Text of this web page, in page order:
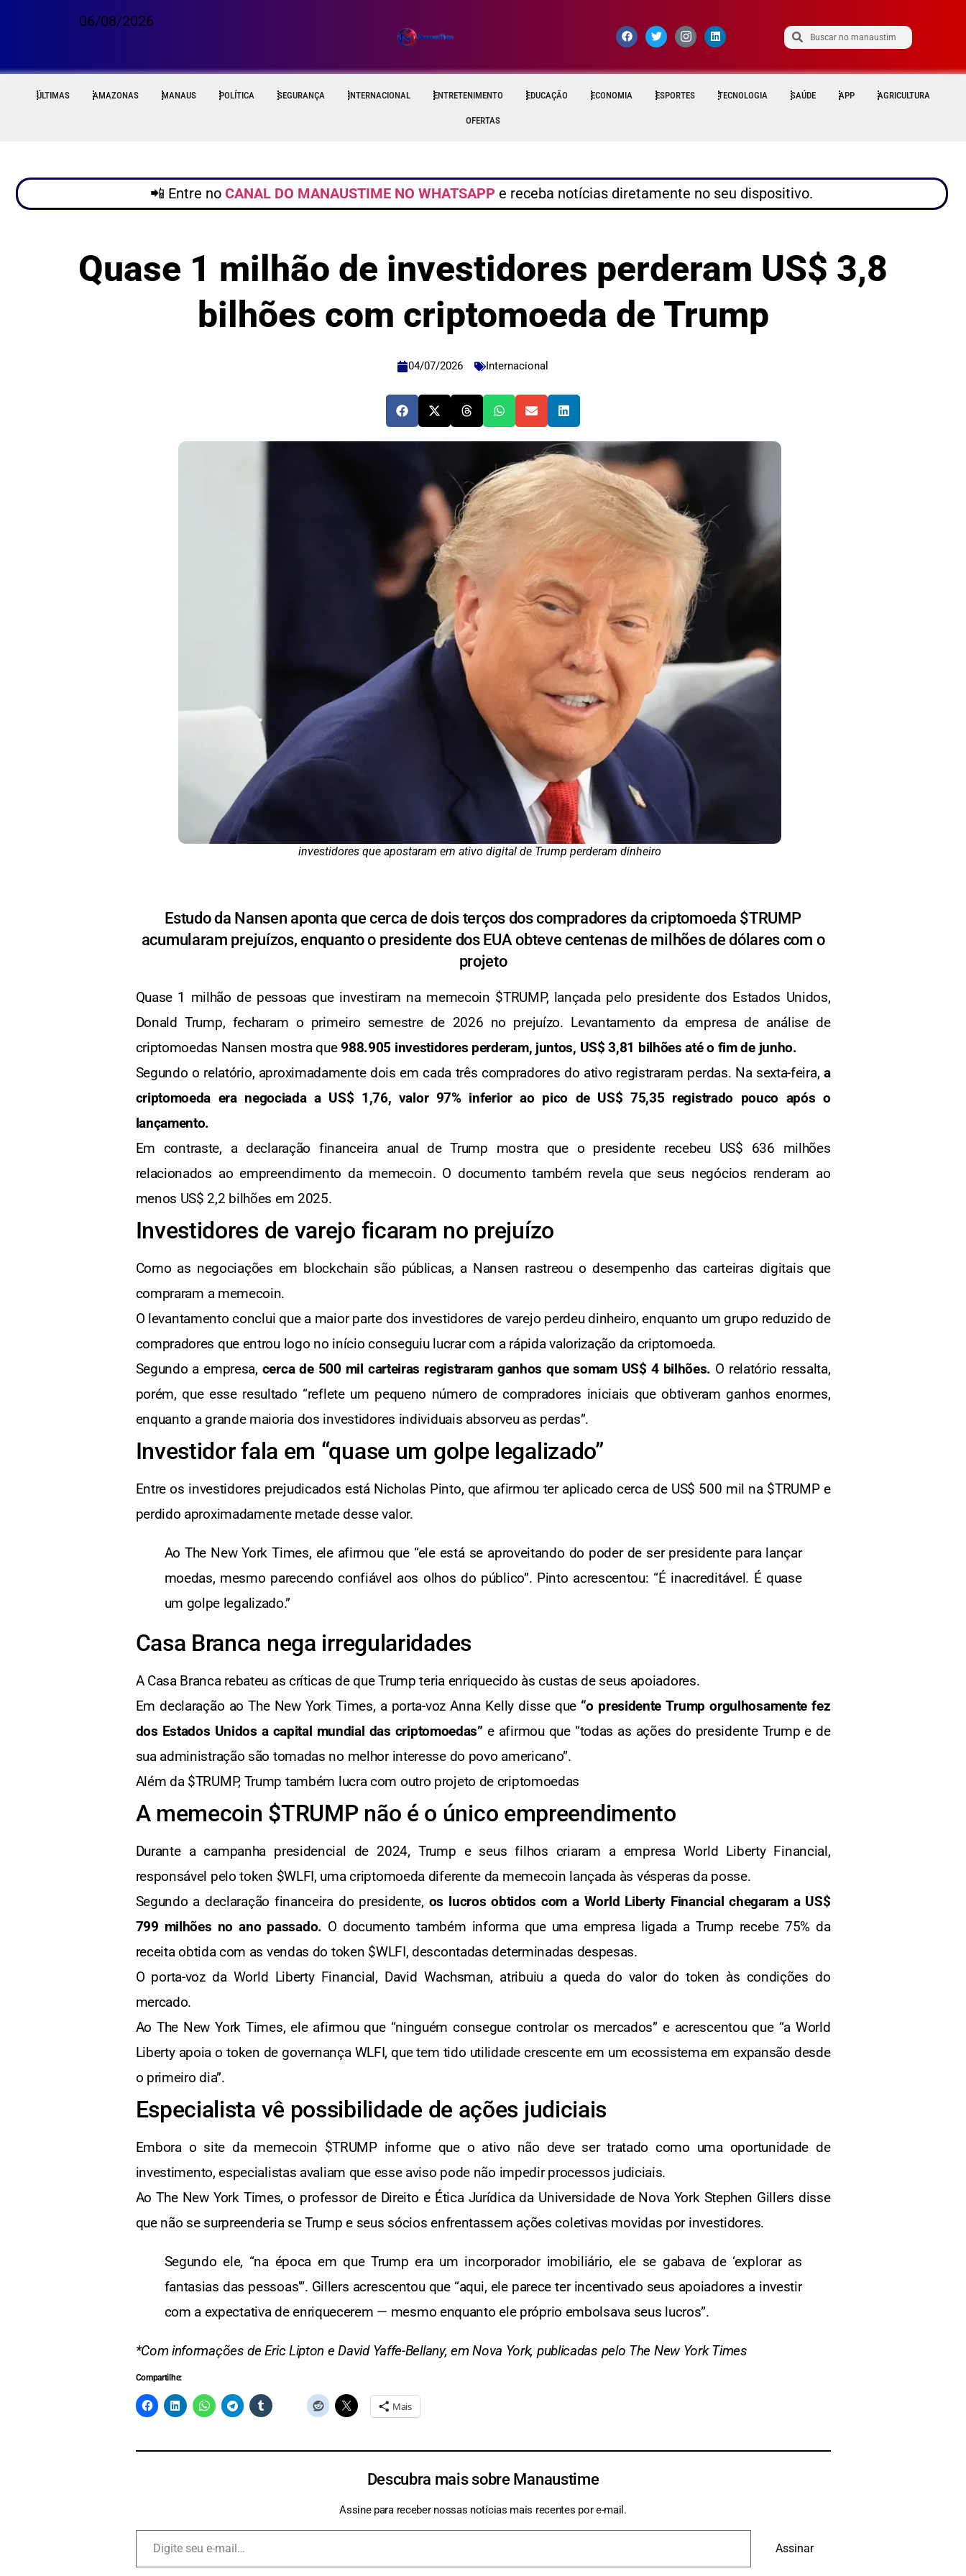
06/08/2026
ÚLTIMAS AMAZONAS MANAUS POLÍTICA SEGURANÇA INTERNACIONAL ENTRETENIMENTO EDUCAÇÃO ECONOMIA ESPORTES TECNOLOGIA SAÚDE APP AGRICULTURA
OFERTAS
📲 Entre no CANAL DO MANAUSTIME NO WHATSAPP e receba notícias diretamente no seu dispositivo.
Quase 1 milhão de investidores perderam US$ 3,8
bilhões com criptomoeda de Trump
04/07/2026 Internacional
investidores que apostaram em ativo digital de Trump perderam dinheiro
Estudo da Nansen aponta que cerca de dois terços dos compradores da criptomoeda $TRUMP
acumularam prejuízos, enquanto o presidente dos EUA obteve centenas de milhões de dólares com o
projeto
Quase 1 milhão de pessoas que investiram na memecoin $TRUMP, lançada pelo presidente dos Estados Unidos,
Donald Trump, fecharam o primeiro semestre de 2026 no prejuízo. Levantamento da empresa de análise de
criptomoedas Nansen mostra que988.905 investidores perderam, juntos, US$ 3,81 bilhões até o fim de junho.
Segundo o relatório, aproximadamente dois em cada três compradores do ativo registraram perdas. Na sexta-feira, a
criptomoeda era negociada a US$ 1,76, valor 97% inferior ao pico de US$ 75,35 registrado pouco após o
lançamento.
Em contraste, a declaração financeira anual de Trump mostra que o presidente recebeu US$ 636 milhões
relacionados ao empreendimento da memecoin. O documento também revela que seus negócios renderam ao
menos US$ 2,2 bilhões em 2025.
Investidores de varejo ficaram no prejuízo
Como as negociações em blockchain são públicas, a Nansen rastreou o desempenho das carteiras digitais que
compraram a memecoin.
O levantamento conclui que a maior parte dos investidores de varejo perdeu dinheiro, enquanto um grupo reduzido de
compradores que entrou logo no início conseguiu lucrar com a rápida valorização da criptomoeda.
Segundo a empresa, cerca de 500 mil carteiras registraram ganhos que somam US$ 4 bilhões. O relatório ressalta,
porém, que esse resultado “reflete um pequeno número de compradores iniciais que obtiveram ganhos enormes,
enquanto a grande maioria dos investidores individuais absorveu as perdas”.
Investidor fala em “quase um golpe legalizado”
Entre os investidores prejudicados está Nicholas Pinto, que afirmou ter aplicado cerca de US$ 500 mil na $TRUMP e
perdido aproximadamente metade desse valor.
Ao The New York Times, ele afirmou que “ele está se aproveitando do poder de ser presidente para lançar
moedas, mesmo parecendo confiável aos olhos do público”. Pinto acrescentou: “É inacreditável. É quase
um golpe legalizado.”
Casa Branca nega irregularidades
A Casa Branca rebateu as críticas de que Trump teria enriquecido às custas de seus apoiadores.
Em declaração ao The New York Times, a porta-voz Anna Kelly disse que “o presidente Trump orgulhosamente fez
dos Estados Unidos a capital mundial das criptomoedas” e afirmou que “todas as ações do presidente Trump e de
sua administração são tomadas no melhor interesse do povo americano”.
Além da $TRUMP, Trump também lucra com outro projeto de criptomoedas
A memecoin $TRUMP não é o único empreendimento
Durante a campanha presidencial de 2024, Trump e seus filhos criaram a empresa World Liberty Financial,
responsável pelo token $WLFI, uma criptomoeda diferente da memecoin lançada às vésperas da posse.
Segundo a declaração financeira do presidente, os lucros obtidos com a World Liberty Financial chegaram a US$
799 milhões no ano passado. O documento também informa que uma empresa ligada a Trump recebe 75% da
receita obtida com as vendas do token $WLFI, descontadas determinadas despesas.
O porta-voz da World Liberty Financial, David Wachsman, atribuiu a queda do valor do token às condições do
mercado.
Ao The New York Times, ele afirmou que “ninguém consegue controlar os mercados” e acrescentou que “a World
Liberty apoia o token de governança WLFI, que tem tido utilidade crescente em um ecossistema em expansão desde
o primeiro dia”.
Especialista vê possibilidade de ações judiciais
Embora o site da memecoin $TRUMP informe que o ativo não deve ser tratado como uma oportunidade de
investimento, especialistas avaliam que esse aviso pode não impedir processos judiciais.
Ao The New York Times, o professor de Direito e Ética Jurídica da Universidade de Nova York Stephen Gillers disse
que não se surpreenderia se Trump e seus sócios enfrentassem ações coletivas movidas por investidores.
Segundo ele, “na época em que Trump era um incorporador imobiliário, ele se gabava de ‘explorar as
fantasias das pessoas'”. Gillers acrescentou que “aqui, ele parece ter incentivado seus apoiadores a investir
com a expectativa de enriquecerem — mesmo enquanto ele próprio embolsava seus lucros”.
*Com informações de Eric Lipton e David Yaffe-Bellany, em Nova York, publicadas pelo The New York Times
Compartilhe:
Mais
Descubra mais sobre Manaustime
Assine para receber nossas notícias mais recentes por e-mail.
Assinar